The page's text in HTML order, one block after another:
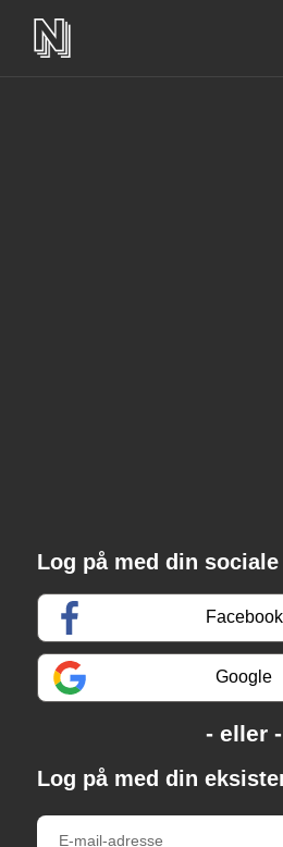
Log på med din
Facebook
Google
Log på med din